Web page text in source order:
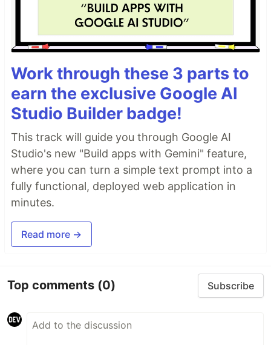
Work through these 3 parts to
earn the exclusive Google AI
Studio Builder badge!
This track will guide you through Google AI
Studio's new "Build apps with Gemini" feature,
where you can turn a simple text prompt into a
fully functional, deployed web application in
minutes.
Read more →
Top comments (0) Subscribe